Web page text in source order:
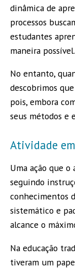
dinâmica de
processos
estudantes
maneira possível.
No entanto,
descobrimos
pois, embora
seus métodos e
Atividade
Uma ação que
seguindo
conhecimentos
sistemático e
alcance o
Na educação
tiveram um